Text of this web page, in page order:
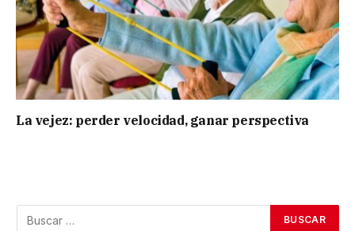
La vejez: perder velocidad, ganar perspectiva